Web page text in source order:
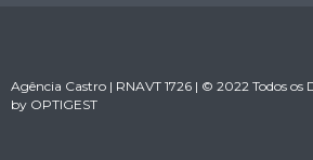
Agência Castro | RNAVT 1726 | © 2022 Todos os
by OPTIGEST